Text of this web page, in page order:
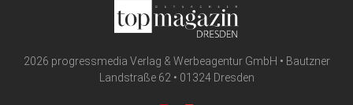
2026 progressmedia Verlag & Werbeagentur GmbH • Bautzner
Landstraße 62 • 01324 Dresden